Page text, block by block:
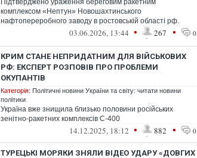
Підтверджено ураження береговим ракетним
комплексом «Нептун» Новошахтинського
нафтопереробного заводу в ростовській області рф.
03.06.2026, 13:44 • 267 • 0
КРИМ СТАНЕ НЕПРИДАТНИМ ДЛЯ ВІЙСЬКОВИХ
РФ: ЕКСПЕРТ РОЗПОВІВ ПРО ПРОБЛЕМИ
ОКУПАНТІВ
Категорія: Політичні новини України та світу: читати новини
політики
Україна вже знищила близько половини російських
зенітно-ракетних комплексів С-400
14.12.2025, 18:12 • 882 • 0
ТУРЕЦЬКІ МОРЯКИ ЗНЯЛИ ВІДЕО УДАРУ «ДОВГИХ